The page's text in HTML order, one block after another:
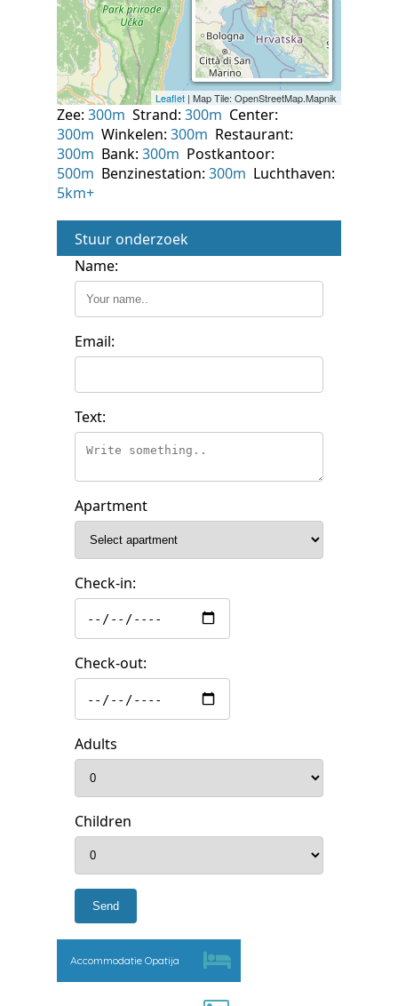
Zee: 300m Strand: 300m Center:
300m Winkelen: 300m Restaurant:
300m Bank: 300m Postkantoor:
500m Benzinestation: 300m Luchthaven:
5km+
Stuur onderzoek
Name:
Email:
Text:
Apartment
Check-in:
Check-out:
Adults
Children
Accommodatie Opatija